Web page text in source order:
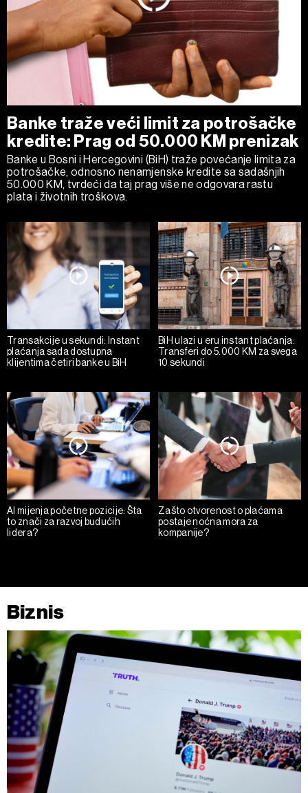
Banke traže veći limit za potrošačke
kredite: Prag od 50.000 KM prenizak
Banke u Bosni i Hercegovini (BiH) traže povećanje limita za
potrošačke, odnosno nenamjenske kredite sa sadašnjih
50.000 KM, tvrdeći da taj prag više ne odgovara rastu
plata i životnih troškova.
Transakcije u sekundi: Instant
plaćanja sada dostupna
klijentima četiri banke u BiH
BiH ulazi u eru instant plaćanja:
Transferi do 5.000 KM za svega
10 sekundi
AI mijenja početne pozicije: Šta
to znači za razvoj budućih
lidera?
Zašto otvorenost o plaćama
postaje noćna mora za
kompanije?
Biznis